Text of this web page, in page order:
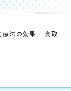
療法の効果 －鳥取